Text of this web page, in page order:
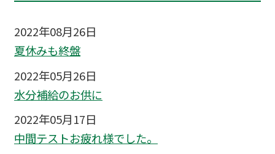
2022年08月26日
夏休みも終盤
2022年05月26日
水分補給のお供に
2022年05月17日
中間テストお疲れ様でした。